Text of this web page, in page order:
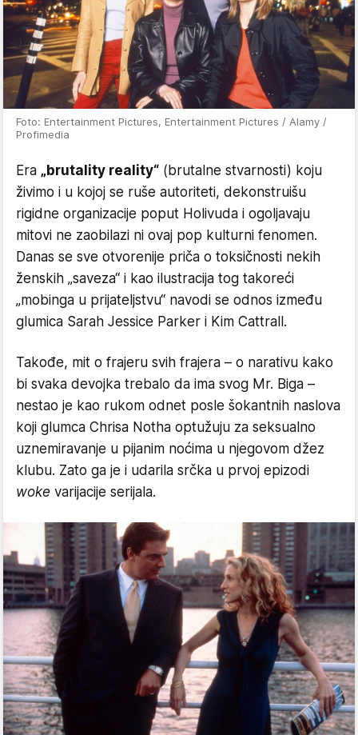
Foto: Entertainment Pictures, Entertainment Pictures / Alamy /
Profimedia
Era „brutality reality“ (brutalne stvarnosti) koju
živimo i u kojoj se ruše autoriteti, dekonstruišu
rigidne organizacije poput Holivuda i ogoljavaju
mitovi ne zaobilazi ni ovaj pop kulturni fenomen.
Danas se sve otvorenije priča o toksičnosti nekih
ženskih „saveza“ i kao ilustracija tog takoreći
„mobinga u prijateljstvu“ navodi se odnos između
glumica Sarah Jessice Parker i Kim Cattrall.
Takođe, mit o frajeru svih frajera – o narativu kako
bi svaka devojka trebalo da ima svog Mr. Biga –
nestao je kao rukom odnet posle šokantnih naslova
koji glumca Chrisa Notha optužuju za seksualno
uznemiravanje u pijanim noćima u njegovom džez
klubu. Zato ga je i udarila srčka u prvoj epizodi
woke varijacije serijala.